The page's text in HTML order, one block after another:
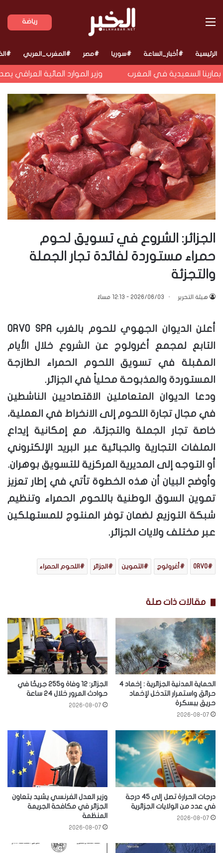
رياضة القائمة
الرئيسية #أخبار_الساعة #سوريا #مصر #المغرب_العربي
السعيدية في المغرب وزير الموارد المائية العراقي
الجزائر: الشروع في تسويق لحوم
حمراء مستوردة لفائدة تجار الجملة
والتجزئة
هيئة التحرير 2026/06/03 - 12:13 مساءً
أعلن الديوان الجهوي للحوم بالغرب ORVO SPA
التابع لمجمع أغرولوج عن الشروع خلال الأيام
المقبلة في تسويق اللحوم الحمراء الطازجة
المستوردة والمذبوحة محلياً في الجزائر.
ودعا الديوان المتعاملين الاقتصاديين الناشطين
في مجال تجارة اللحوم إلى الانخراط في العملية،
خاصة تجار الجملة والتجزئة، مع إمكانية إيداع
الملفات التجارية والجبائية عبر البريد الإلكتروني
أو التوجه إلى المديرية المركزية للتسويق بوهران.
وأوضح البيان أن هذه الخطوة تأتي في إطار تعزيز
تموين السوق الوطنية باللحوم الحمراء وتنظيم
شبكة التوزيع لضمان توفر المنتوج للمستهلكين
عبر مختلف ولايات الجزائر.
ORVO أغرولوج التموين الجزائر اللحوم الحمراء
مقالات ذات صلة
الحماية المدنية الجزائرية : إخماد 4
حرائق واستمرار التدخل لإخماد
حريق ببسكرة
2026-08-07
الجزائر: 12 وفاة و255 جريحًا في
حوادث المرور خلال 24 ساعة
2026-08-07
درجات الحرارة تصل إلى 45 درجة
في عدد من الولايات الجزائرية
2026-08-07
وزير العدل الفرنسي يشيد بتعاون
الجزائر في مكافحة الجريمة
المنظمة
2026-08-07